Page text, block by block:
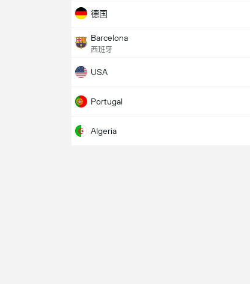
德国
Barcelona
西班牙
USA
Portugal
Algeria